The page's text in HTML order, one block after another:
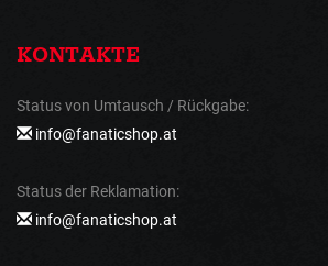
KONTAKTE
Status von Umtausch / Rückgabe:
info@fanaticshop.at
Status der Reklamation:
info@fanaticshop.at